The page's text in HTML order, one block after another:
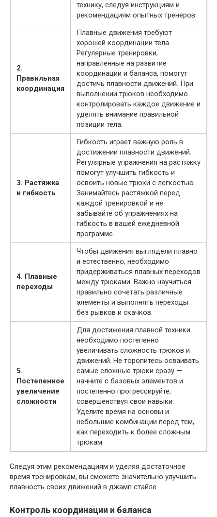
технику, следуя инструкциям и
рекомендациям опытных тренеров.
2.
Правильная
координация
Плавные движения требуют
хорошей координации тела.
Регулярные тренировки,
направленные на развитие
координации и баланса, помогут
достичь плавности движений. При
выполнении трюков необходимо
контролировать каждое движение и
уделять внимание правильной
позиции тела.
3. Растяжка
и гибкость
Гибкость играет важную роль в
достижении плавности движений.
Регулярные упражнения на растяжку
помогут улучшить гибкость и
освоить новые трюки с легкостью.
Занимайтесь растяжкой перед
каждой тренировкой и не
забывайте об упражнениях на
гибкость в вашей ежедневной
программе.
4. Плавные
переходы
Чтобы движения выглядели плавно
и естественно, необходимо
придерживаться плавных переходов
между трюками. Важно научиться
правильно сочетать различные
элементы и выполнять переходы
без рывков и скачков.
5.
Постепенное
увеличение
сложности
Для достижения плавной техники
необходимо постепенно
увеличивать сложность трюков и
движений. Не торопитесь осваивать
самые сложные трюки сразу —
начните с базовых элементов и
постепенно прогрессируйте,
совершенствуя свои навыки.
Уделите время на основы и
небольшие комбинации перед тем,
как переходить к более сложным
трюкам.
Следуя этим рекомендациям и уделяя достаточное
время тренировкам, вы сможете значительно улучшить
плавность своих движений в джамп стайле.
Контроль координации и баланса